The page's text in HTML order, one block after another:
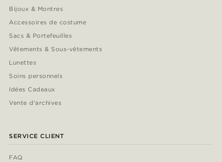
Bijoux & Montres
Accessoires de costume
Sacs & Portefeuilles
Vêtements & Sous-vêtements
Lunettes
Soins personnels
Idées Cadeaux
Vente d'archives
SERVICE CLIENT
FAQ